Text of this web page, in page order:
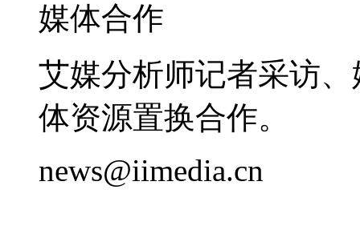
媒体合作
艾媒分析师记者采访
体资源置换合作。
news@iimedia.cn